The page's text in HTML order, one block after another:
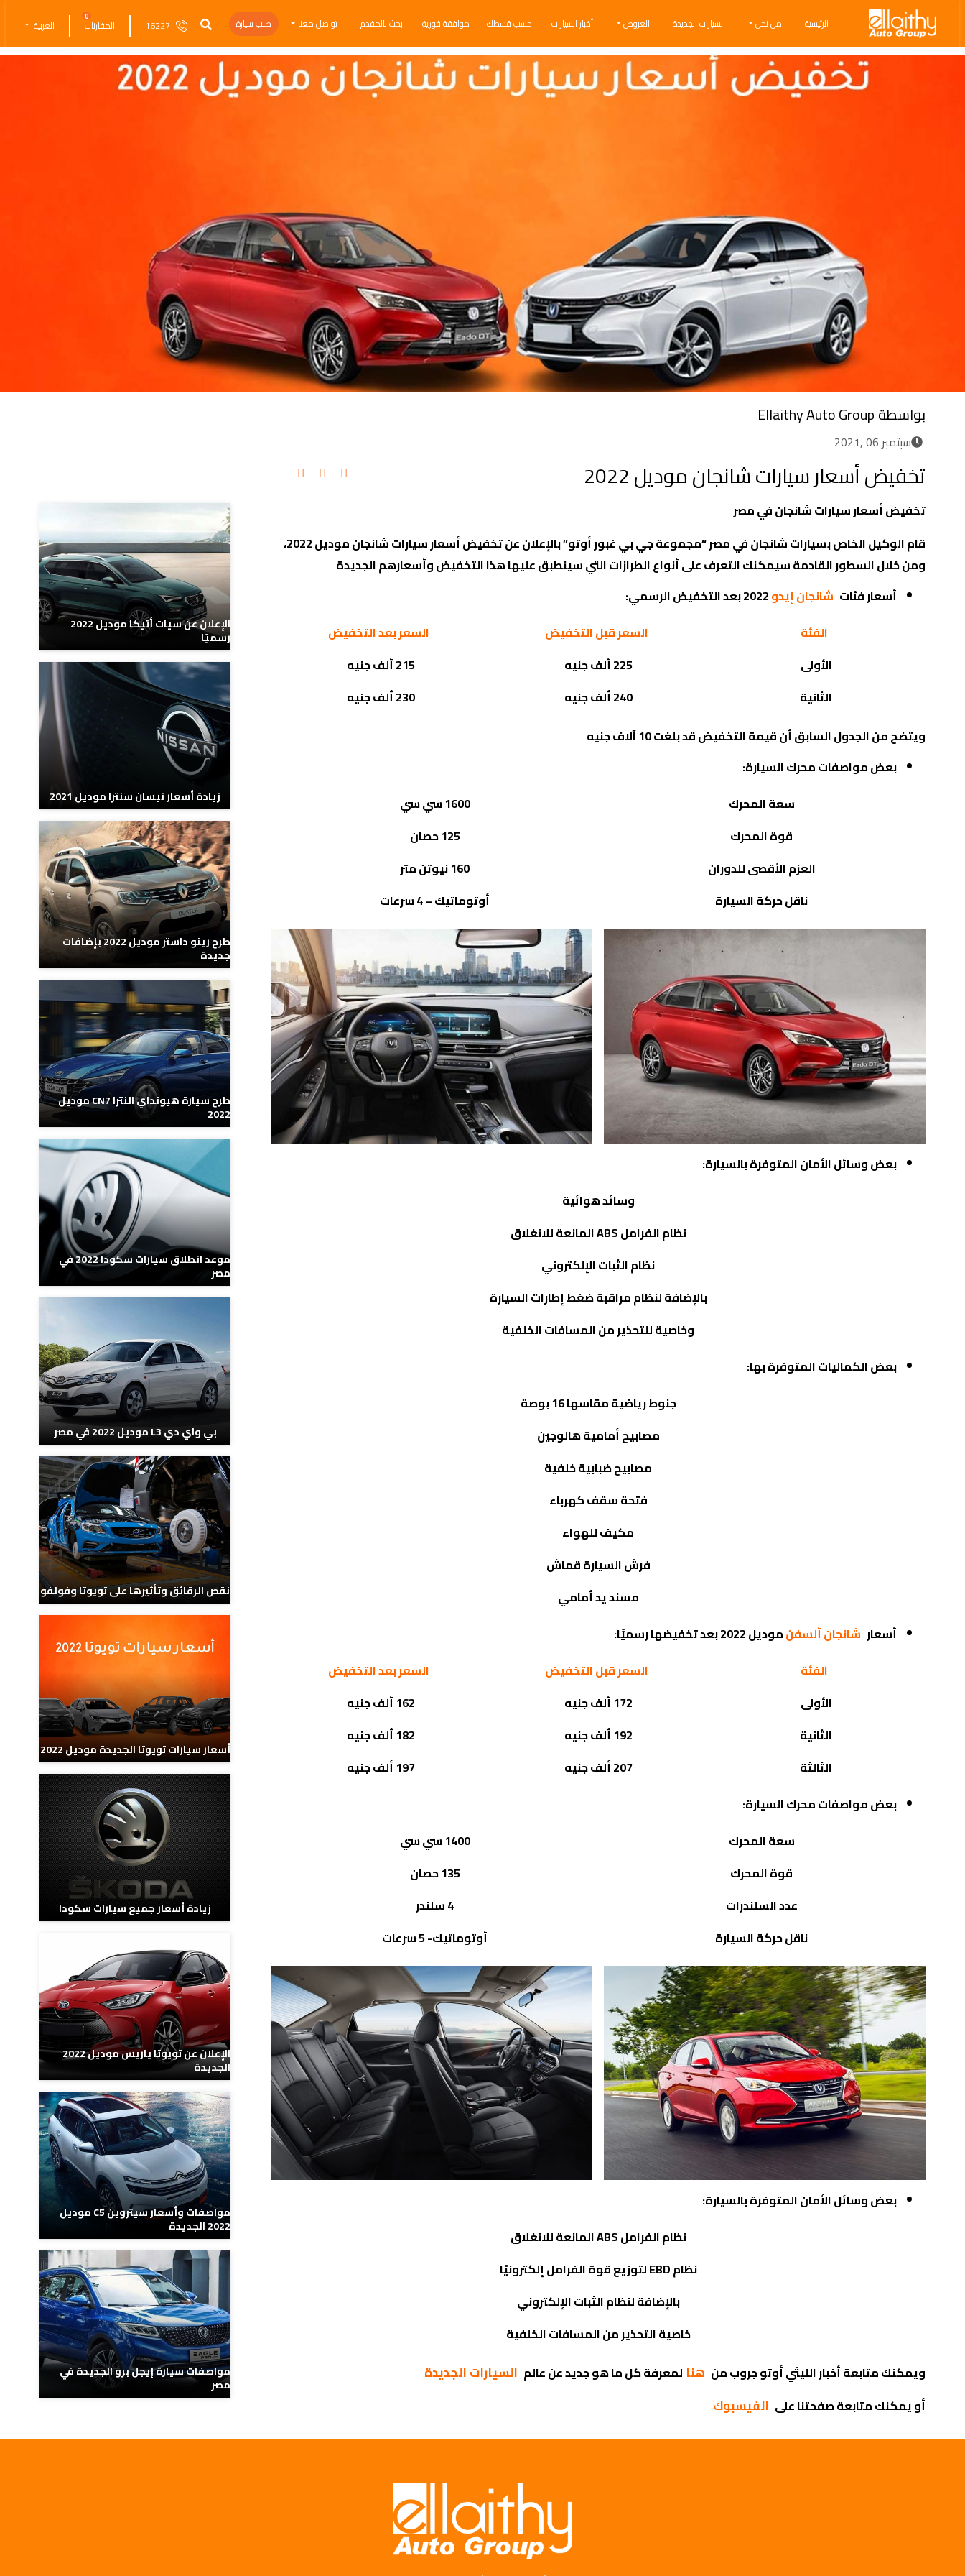
Ellaithy Auto Group
Breadcrumb navigation
الرئيسية من نحن السيارات الجديدة العروض أخبار السيارات احسب قسطك موافقة فورية ابحث بالمقدم تواصل معنا طلب سيارة 16227 المقارنات
0
العربية
بواسطةEllaithy Auto Group
سبتمبر 06 ,2021
تخفيض أسعار سيارات شانجان موديل 2022
تخفيض أسعار سيارات شانجان في مصر
قام الوكيل الخاص بسيارات شانجان في مصر “مجموعة جي بي غبور أوتو” بالإعلان عن تخفيض أسعار سيارات شانجان موديل 2022،
ومن خلال السطور القادمة سيمكنك التعرف على أنواع الطرازات التي سينطبق عليها هذا التخفيض وأسعارهم الجديدة
أسعار فئات شانجان إيدو
الفئة
السعر قبل التخفيض
السعر بعد التخفيض
الأولى
225 ألف جنيه
215 ألف جنيه
الثانية
240 ألف جنيه
230 ألف جنيه
ويتضح من الجدول السابق أن قيمة التخفيض قد بلغت 10 آلاف جنيه
بعض مواصفات محرك السيارة:
سعة المحرك
1600 سي سي
قوة المحرك
125 حصان
العزم الأقصى للدوران
160 نيوتن متر
ناقل حركة السيارة
أوتوماتيك – 4 سرعات
بعض وسائل الأمان المتوفرة بالسيارة:
وسائد هوائية
نظام الفراملABSالمانعة للانغلاق
نظام الثبات الإلكتروني
بالإضافة لنظام مراقبة ضغط إطارات السيارة
وخاصية للتحذير من المسافات الخلفية
بعض الكماليات المتوفرة بها:
جنوط رياضية مقاسها 16 بوصة
مصابيح أمامية هالوجين
مصابيح ضبابية خلفية
فتحة سقف كهرباء
مكيف للهواء
فرش السيارة قماش
مسند يد أمامي
أسعار شانجان ألسفنموديل 2022 بعد تخفيضها رسميًا:
الفئة
السعر قبل التخفيض
السعر بعد التخفيض
الأولى
172 ألف جنيه
162 ألف جنيه
الثانية
192 ألف جنيه
182 ألف جنيه
الثالثة
207 ألف جنيه
197 ألف جنيه
بعض مواصفات محرك السيارة:
سعة المحرك
1400 سي سي
قوة المحرك
135 حصان
عدد السلندرات
4 سلندر
ناقل حركة السيارة
أوتوماتيك- 5 سرعات
بعض وسائل الأمان المتوفرة بالسيارة:
نظام الفراملABSالمانعة للانغلاق
نظامEBDلتوزيع قوة الفرامل إلكترونيًا
بالإضافة لنظام الثبات الإلكتروني
خاصية التحذير من المسافات الخلفية
ويمكنك متابعة أخبار الليثي أوتو جروب من هنا لمعرفة كل ما هو جديد عن عالم السيارات الجديدة
أو يمكنك متابعة صفحتنا على الفيسبوك
الإعلان عن سيات أتيكا موديل 2022
رسميًا
زيادة أسعار نيسان سنترا موديل 2021
طرح رينو داستر موديل 2022 بإضافات
جديدة
طرح سيارة هيونداي النترا CN7 موديل
2022
موعد انطلاق سيارات سكودا 2022 في
مصر
بي واي دي L3 موديل 2022 في مصر
نقص الرقائق وتأثيرها على تويوتا وفولفو
أسعار سيارات تويوتا الجديدة موديل 2022
زيادة أسعار جميع سيارات سكودا
الإعلان عن تويوتا ياريس موديل 2022
الجديدة
مواصفات وأسعار سيتروين C5 موديل
2022 الجديدة
مواصفات سيارة إيجل برو الجديدة في
مصر